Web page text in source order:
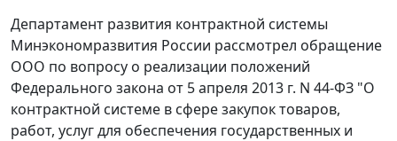
Департамент развития контрактной системы
Минэкономразвития России рассмотрел обращение
ООО по вопросу о реализации положений
Федерального закона от 5 апреля 2013 г. N 44-ФЗ "О
контрактной системе в сфере закупок товаров,
работ, услуг для обеспечения государственных и